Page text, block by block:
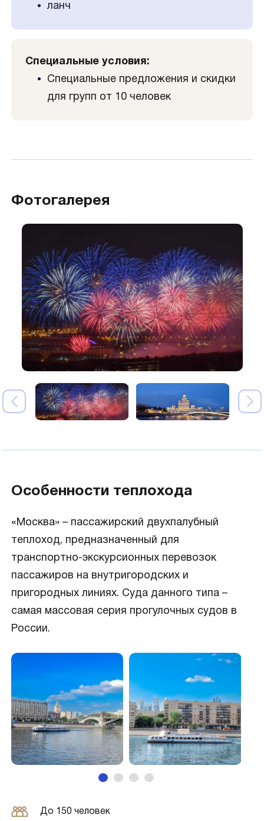
ланч
Специальные условия:
Специальные предложения и скидки
для групп от 10 человек
Фотогалерея
Особенности теплохода
«Москва» – пассажирский двухпалубный
теплоход, предназначенный для
транспортно-экскурсионных перевозок
пассажиров на внутригородских и
пригородных линиях. Суда данного типа –
самая массовая серия прогулочных судов в
России.
До 150 человек